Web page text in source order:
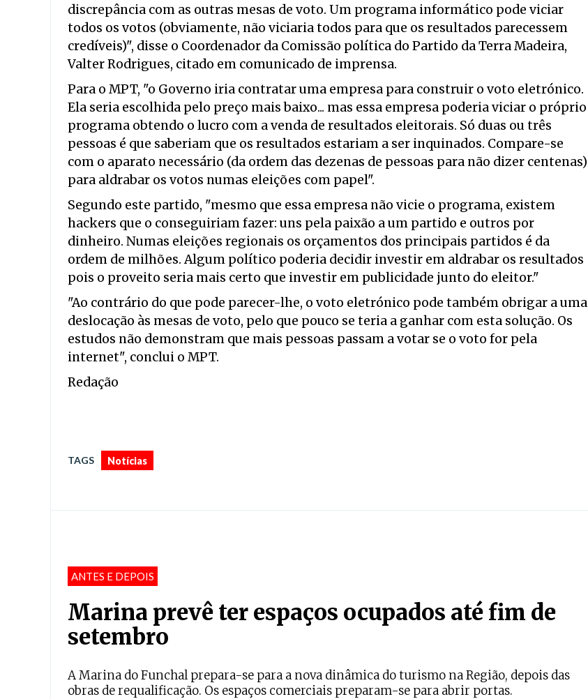
discrepância com as outras mesas de voto. Um programa informático pode viciar
todos os votos (obviamente, não viciaria todos para que os resultados parecessem
credíveis)", disse o Coordenador da Comissão política do Partido da Terra Madeira,
Valter Rodrigues, citado em comunicado de imprensa.
Para o MPT, "o Governo iria contratar uma empresa para construir o voto eletrónico.
Ela seria escolhida pelo preço mais baixo... mas essa empresa poderia viciar o próprio
programa obtendo o lucro com a venda de resultados eleitorais. Só duas ou três
pessoas é que saberiam que os resultados estariam a ser inquinados. Compare-se
com o aparato necessário (da ordem das dezenas de pessoas para não dizer centenas)
para aldrabar os votos numas eleições com papel".
Segundo este partido, "mesmo que essa empresa não vicie o programa, existem
hackers que o conseguiriam fazer: uns pela paixão a um partido e outros por
dinheiro. Numas eleições regionais os orçamentos dos principais partidos é da
ordem de milhões. Algum político poderia decidir investir em aldrabar os resultados
pois o proveito seria mais certo que investir em publicidade junto do eleitor."
"Ao contrário do que pode parecer-lhe, o voto eletrónico pode também obrigar a uma
deslocação às mesas de voto, pelo que pouco se teria a ganhar com esta solução. Os
estudos não demonstram que mais pessoas passam a votar se o voto for pela
internet", conclui o MPT.
Redação
TAGS Notícias
ANTES E DEPOIS
Marina prevê ter espaços ocupados até fim de
setembro
A Marina do Funchal prepara-se para a nova dinâmica do turismo na Região, depois das
obras de requalificação. Os espaços comerciais preparam-se para abrir portas.